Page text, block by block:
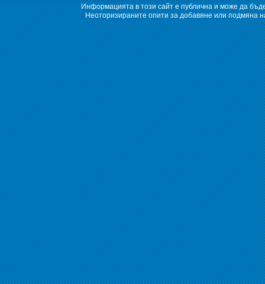
Информацията в този сайт е публична и може да
Неоторизираните опити за добавяне или подмяна